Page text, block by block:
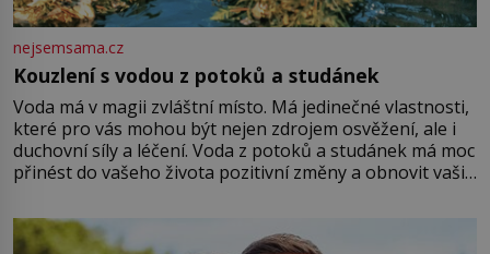
nejsemsama.cz
Kouzlení s vodou z potoků a studánek
Voda má v magii zvláštní místo. Má jedinečné vlastnosti,
které pro vás mohou být nejen zdrojem osvěžení, ale i
duchovní síly a léčení. Voda z potoků a studánek má moc
přinést do vašeho života pozitivní změny a obnovit vaši
můžete obohatit své rituály a přinést do svého života
větší harmonii a klid. Je důležité